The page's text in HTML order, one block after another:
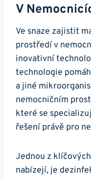
V
Ve snaze zajistit
prostředí v
inovativní
technologie
a jiné
nemocničním
které se
řešení právě pro
Jednou z
nabízejí, je